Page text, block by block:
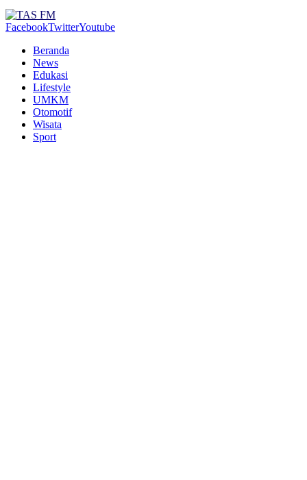
FacebookTwitterYoutube
Beranda
News
Edukasi
Lifestyle
UMKM
Otomotif
Wisata
Sport